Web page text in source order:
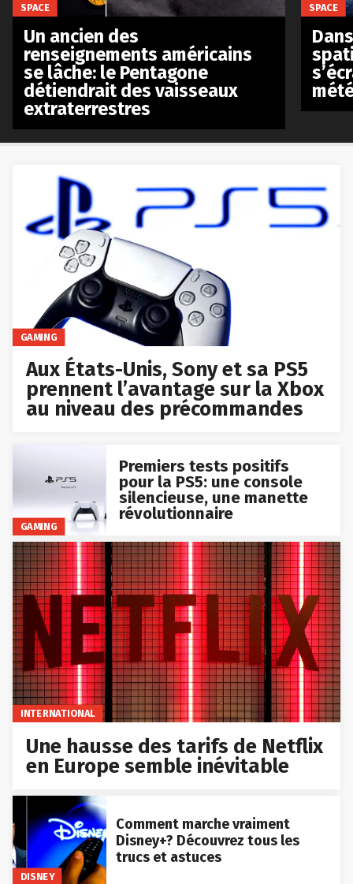
GAMING
Aux États-Unis, Sony et sa PS5
prennent l’avantage sur la Xbox
au niveau des précommandes
GAMING
Premiers tests positifs
pour la PS5: une console
silencieuse, une manette
révolutionnaire
INTERNATIONAL
Une hausse des tarifs de Netflix
en Europe semble inévitable
DISNEY
Comment marche vraiment
Disney+? Découvrez tous les
trucs et astuces
SPACE
Un ancien des
renseignements américains
se lâche: le Pentagone
détiendrait des vaisseaux
extraterrestres
SPACE